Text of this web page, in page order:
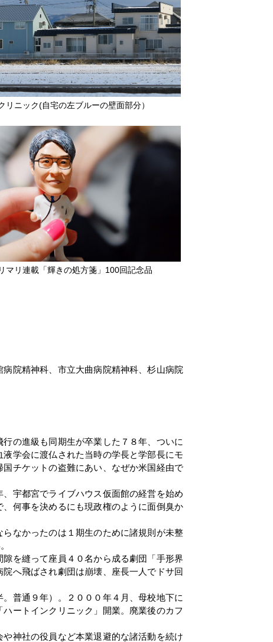
リニック(自宅の左ブルーの壁面部分）
マリ連載「輝きの処方箋」100回記念品
院精神科、市立大曲病院精神科、杉山病院
の進級も同期生が卒業した７８年、ついに
学会に渡仏された当時の学長と学部長にモ
チケットの盗難にあい、なぜか米国経由で
宇都宮でライブハウス仮面館の経営を始め
何事を決めるにも現政権のように面倒臭か
なかったのは１期生のために諸規則が未整
を縫って座員４０名から成る劇団「手形界
へ飛ばされ劇団は崩壊、座長一人でドサ回
普通９年）。２０００年４月、母校地下に
ートインクリニック」開業。廃業後のカフ
神社の役員など本業退避的な諸活動を続け